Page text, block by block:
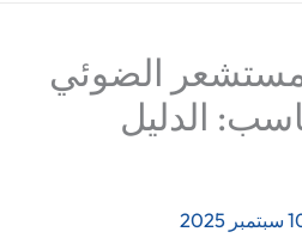
الضوئي
الدليل
2025